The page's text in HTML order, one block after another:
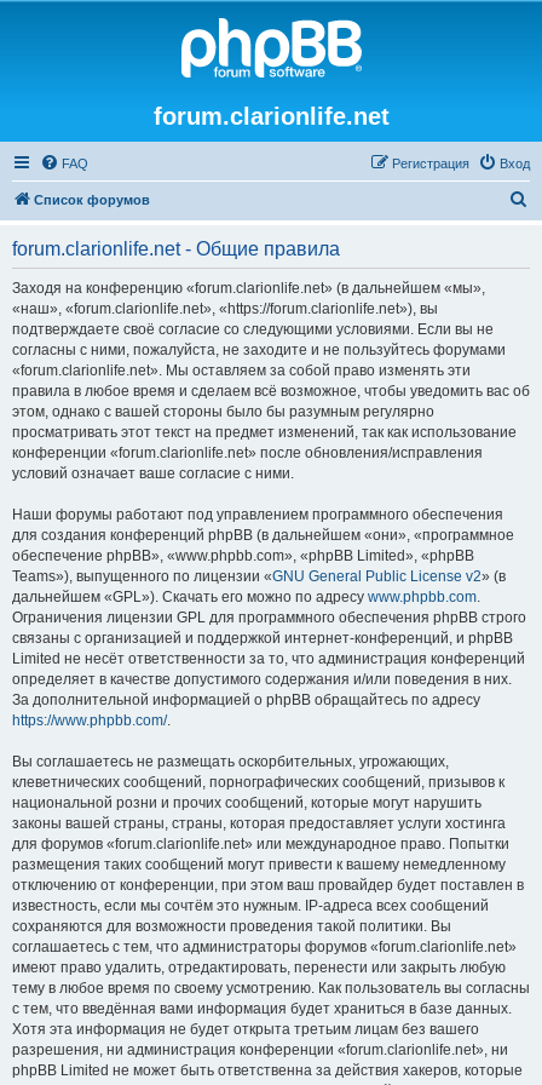
forum.clarionlife.net
FAQ Вход
Регистрация
Список форумов
forum.clarionlife.net - Общие правила
Заходя на конференцию «forum.clarionlife.net» (в дальнейшем «мы»,
«наш», «forum.clarionlife.net», «https://forum.clarionlife.net»), вы
подтверждаете своё согласие со следующими условиями. Если вы не
согласны с ними, пожалуйста, не заходите и не пользуйтесь форумами
«forum.clarionlife.net». Мы оставляем за собой право изменять эти
правила в любое время и сделаем всё возможное, чтобы уведомить вас об
этом, однако с вашей стороны было бы разумным регулярно
просматривать этот текст на предмет изменений, так как использование
конференции «forum.clarionlife.net» после обновления/исправления
условий означает ваше согласие с ними.
Наши форумы работают под управлением программного обеспечения
для создания конференций phpBB (в дальнейшем «они», «программное
обеспечение phpBB», «www.phpbb.com», «phpBB Limited», «phpBB
Teams»), выпущенного по лицензии «GNU General Public License v2» (в
дальнейшем «GPL»). Скачать его можно по адресу www.phpbb.com.
Ограничения лицензии GPL для программного обеспечения phpBB строго
связаны с организацией и поддержкой интернет-конференций, и phpBB
Limited не несёт ответственности за то, что администрация конференций
определяет в качестве допустимого содержания и/или поведения в них.
За дополнительной информацией о phpBB обращайтесь по адресу
https://www.phpbb.com/.
Вы соглашаетесь не размещать оскорбительных, угрожающих,
клеветнических сообщений, порнографических сообщений, призывов к
национальной розни и прочих сообщений, которые могут нарушить
законы вашей страны, страны, которая предоставляет услуги хостинга
для форумов «forum.clarionlife.net» или международное право. Попытки
размещения таких сообщений могут привести к вашему немедленному
отключению от конференции, при этом ваш провайдер будет поставлен в
известность, если мы сочтём это нужным. IP-адреса всех сообщений
сохраняются для возможности проведения такой политики. Вы
соглашаетесь с тем, что администраторы форумов «forum.clarionlife.net»
имеют право удалить, отредактировать, перенести или закрыть любую
тему в любое время по своему усмотрению. Как пользователь вы согласны
с тем, что введённая вами информация будет храниться в базе данных.
Хотя эта информация не будет открыта третьим лицам без вашего
разрешения, ни администрация конференции «forum.clarionlife.net», ни
phpBB Limited не может быть ответственна за действия хакеров, которые